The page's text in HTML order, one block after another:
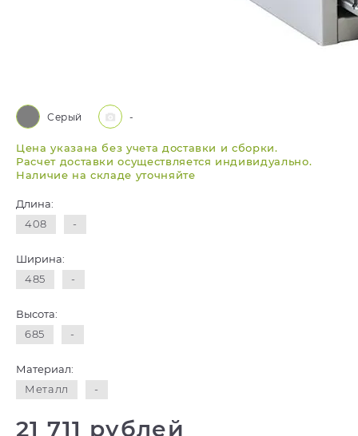
Серый -
Цена указана без учета доставки и сборки.
Расчет доставки осуществляется индивидуально.
Наличие на складе уточняйте
Длина:
408
-
Ширина:
485
-
Высота:
685
-
Материал:
Металл
-
21 711 рублей